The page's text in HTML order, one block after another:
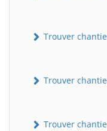
Trouver
Trouver
Trouver